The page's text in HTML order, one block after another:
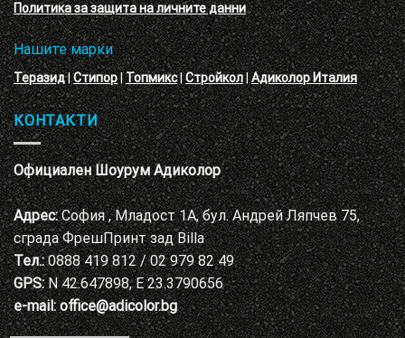
Политика за защита на личните данни
Нашите марки
Теразид|Стипор|Топмикс|Стройкол|Адиколор Италия
КОНТАКТИ
Официален Шоурум Адиколор
Адрес:София , Младост 1А, бул. Андрей Ляпчев 75,
сграда ФрешПринт зад Billa
Тел.:0888 419 812 / 02 979 82 49
GPS:N 42.647898, E 23.3790656
e-mail: office@adicolor.bg